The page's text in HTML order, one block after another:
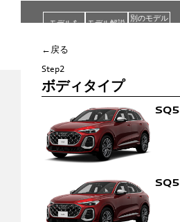
←戻る
Step2
ボディタイプ
SQ5
SQ5
モデルを
モデル解説 別のモデル